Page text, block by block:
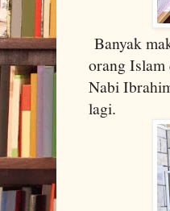
Banyak
orang Islam
Nabi
lagi.